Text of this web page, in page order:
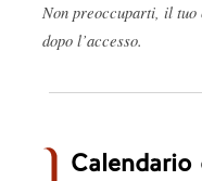
Non preoccuparti, il tuo
dopo l’accesso.
Calendario